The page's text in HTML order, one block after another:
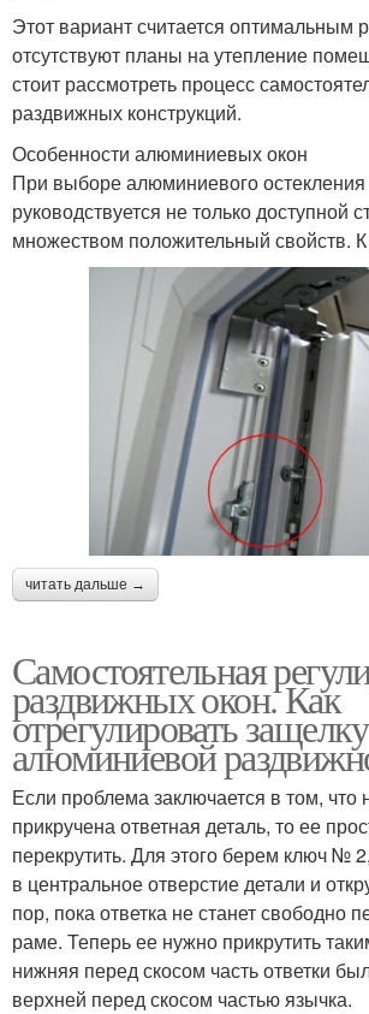
Этот вариант считается оптимальным
отсутствуют планы на утепление
стоит рассмотреть процесс
раздвижных конструкций.
Особенности алюминиевых окон
При выборе алюминиевого остекления
руководствуется не только доступной
множеством положительный свойств.
читать дальше →
Самостоятельная
раздвижных окон. Как
отрегулировать защелку
алюминиевой
Если проблема заключается в том, что
прикручена ответная деталь, то ее
перекрутить. Для этого берем ключ №
в центральное отверстие детали и
пор, пока ответка не станет свободно
раме. Теперь ее нужно прикрутить
нижняя перед скосом часть ответки
верхней перед скосом частью язычка.